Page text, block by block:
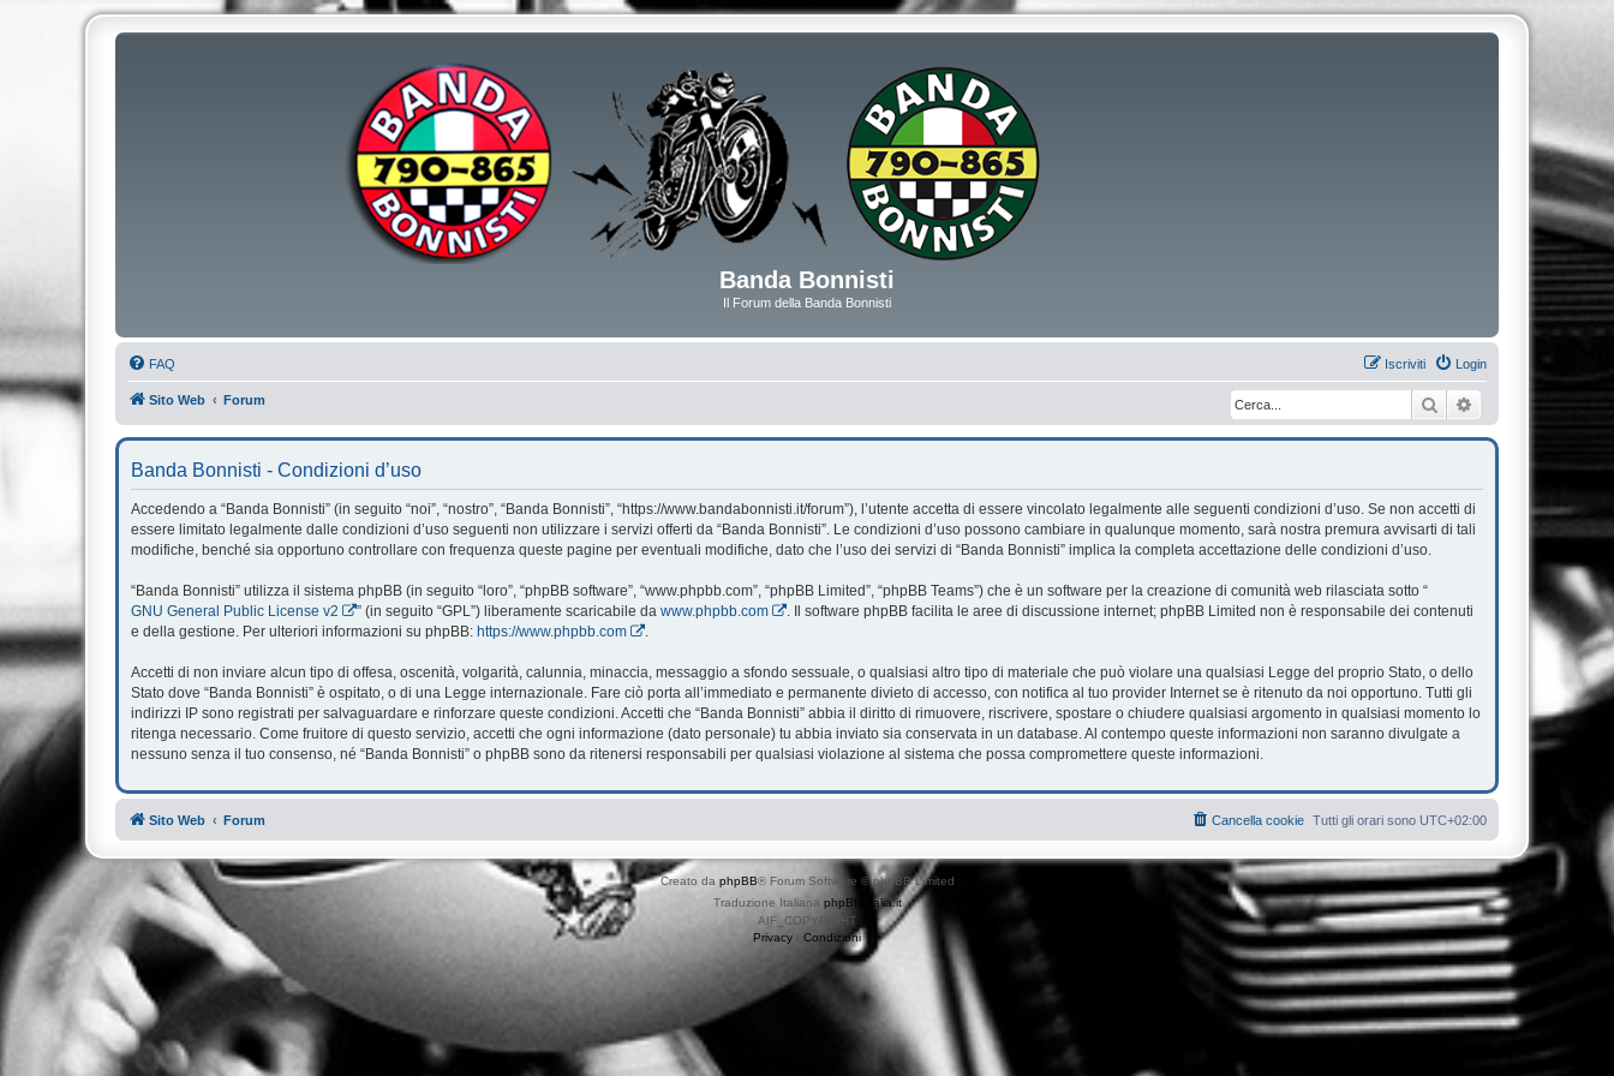
Banda Bonnisti
Il Forum della Banda Bonnisti
FAQ Login
Iscriviti
Sito Web Forum Cerca Ricerca avanzata
Banda Bonnisti - Condizioni d’uso
Accedendo a “Banda Bonnisti” (in seguito “noi”, “nostro”, “Banda Bonnisti”, “https://www.bandabonnisti.it/forum”), l’utente accetta di essere vincolato legalmente alle seguenti condizioni d’uso. Se non accetti di
essere limitato legalmente dalle condizioni d’uso seguenti non utilizzare i servizi offerti da “Banda Bonnisti”. Le condizioni d’uso possono cambiare in qualunque momento, sarà nostra premura avvisarti di tali
modifiche, benché sia opportuno controllare con frequenza queste pagine per eventuali modifiche, dato che l’uso dei servizi di “Banda Bonnisti” implica la completa accettazione delle condizioni d’uso.
“Banda Bonnisti” utilizza il sistema phpBB (in seguito “loro”, “phpBB software”, “www.phpbb.com”, “phpBB Limited”, “phpBB Teams”) che è un software per la creazione di comunità web rilasciata sotto “
GNU General Public License v2
” (in seguito “GPL”) liberamente scaricabile da www.phpbb.com
. Il software phpBB facilita le aree di discussione internet; phpBB Limited non è responsabile dei contenuti
e della gestione. Per ulteriori informazioni su phpBB: https://www.phpbb.com .
Accetti di non inviare alcun tipo di offesa, oscenità, volgarità, calunnia, minaccia, messaggio a sfondo sessuale, o qualsiasi altro tipo di materiale che può violare una qualsiasi Legge del proprio Stato, o dello
Stato dove “Banda Bonnisti” è ospitato, o di una Legge internazionale. Fare ciò porta all’immediato e permanente divieto di accesso, con notifica al tuo provider Internet se è ritenuto da noi opportuno. Tutti gli
indirizzi IP sono registrati per salvaguardare e rinforzare queste condizioni. Accetti che “Banda Bonnisti” abbia il diritto di rimuovere, riscrivere, spostare o chiudere qualsiasi argomento in qualsiasi momento lo
ritenga necessario. Come fruitore di questo servizio, accetti che ogni informazione (dato personale) tu abbia inviato sia conservata in un database. Al contempo queste informazioni non saranno divulgate a
nessuno senza il tuo consenso, né “Banda Bonnisti” o phpBB sono da ritenersi responsabili per qualsiasi violazione al sistema che possa compromettere queste informazioni.
Sito Web Forum Tutti gli orari sono UTC+02:00
Cancella cookie
Creato da phpBB® Forum Software © phpBB Limited
Traduzione Italiana phpBB-Italia.it
AIF_COPYRIGHT
Privacy
Condizioni